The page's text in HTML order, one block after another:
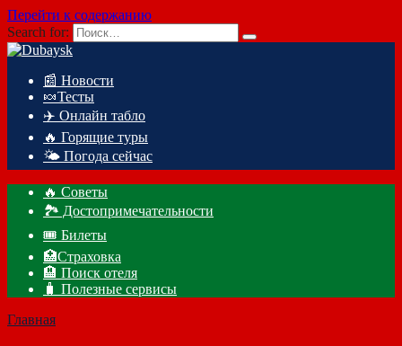
Перейти к содержанию
Search for:
📰 Новости
🍬Тесты
✈️ Онлайн табло
🔥 Горящие туры
🌤️ Погода сейчас
🔥 Советы
🏞️ Достопримечательности
🎟️ Билеты
🏥Страховка
🏨 Поиск отеля
🧳 Полезные сервисы
Главная